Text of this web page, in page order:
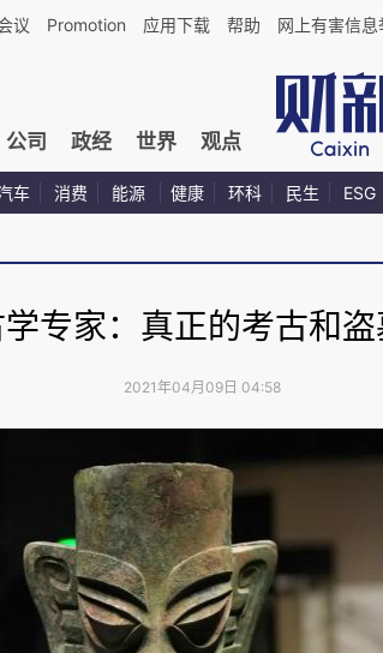
议 Promotion 应用下载 帮助 网上有害信息
公司 政经 世界 观点
车 消费 能源 健康 环科 民生 ESG
专家：真正的考古和盗
2021年04月09日 04:58